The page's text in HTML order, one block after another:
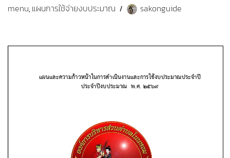
menu, แผนการใช้จ่ายงบประมาณ sakonguide